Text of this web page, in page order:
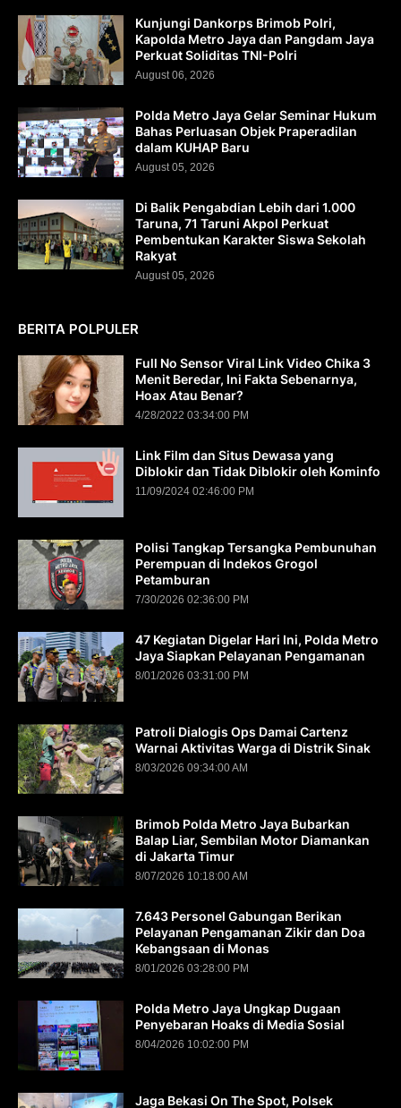
Kunjungi Dankorps Brimob Polri,
Kapolda Metro Jaya dan Pangdam Jaya
Perkuat Soliditas TNI-Polri
August 06, 2026
Polda Metro Jaya Gelar Seminar Hukum
Bahas Perluasan Objek Praperadilan
dalam KUHAP Baru
August 05, 2026
Di Balik Pengabdian Lebih dari 1.000
Taruna, 71 Taruni Akpol Perkuat
Pembentukan Karakter Siswa Sekolah
Rakyat
August 05, 2026
BERITA POLPULER
Full No Sensor Viral Link Video Chika 3
Menit Beredar, Ini Fakta Sebenarnya,
Hoax Atau Benar?
4/28/2022 03:34:00 PM
Link Film dan Situs Dewasa yang
Diblokir dan Tidak Diblokir oleh Kominfo
11/09/2024 02:46:00 PM
Polisi Tangkap Tersangka Pembunuhan
Perempuan di Indekos Grogol
Petamburan
7/30/2026 02:36:00 PM
47 Kegiatan Digelar Hari Ini, Polda Metro
Jaya Siapkan Pelayanan Pengamanan
8/01/2026 03:31:00 PM
Patroli Dialogis Ops Damai Cartenz
Warnai Aktivitas Warga di Distrik Sinak
8/03/2026 09:34:00 AM
Brimob Polda Metro Jaya Bubarkan
Balap Liar, Sembilan Motor Diamankan
di Jakarta Timur
8/07/2026 10:18:00 AM
7.643 Personel Gabungan Berikan
Pelayanan Pengamanan Zikir dan Doa
Kebangsaan di Monas
8/01/2026 03:28:00 PM
Polda Metro Jaya Ungkap Dugaan
Penyebaran Hoaks di Media Sosial
8/04/2026 10:02:00 PM
Jaga Bekasi On The Spot, Polsek